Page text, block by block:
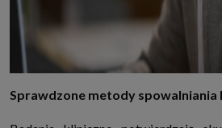
oraz prawo do wniesienia skargi do organu
jest Prezes Urzędu Ochrony Danych
znajdziesz dodatkowe informacje
Sprawdzone metody